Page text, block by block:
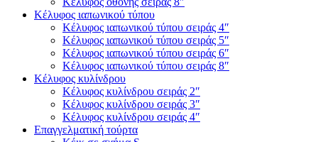
Κέλυφος ιαπωνικού τύπου
Κέλυφος ιαπωνικού τύπου σειράς 4″
Κέλυφος ιαπωνικού τύπου σειράς 5″
Κέλυφος ιαπωνικού τύπου σειράς 6″
Κέλυφος ιαπωνικού τύπου σειράς 8″
Κέλυφος κυλίνδρου
Κέλυφος κυλίνδρου σειράς 2″
Κέλυφος κυλίνδρου σειράς 3″
Κέλυφος κυλίνδρου σειράς 4″
Επαγγελματική τούρτα